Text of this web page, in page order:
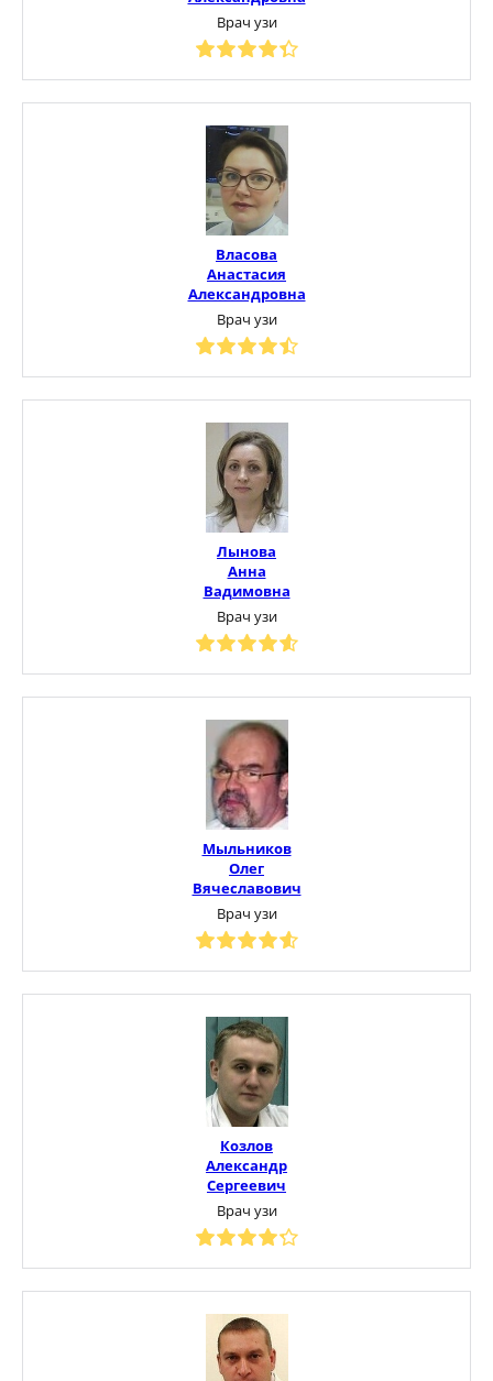
Врач узи
Власова
Анастасия
Александровна
Врач узи
Лынова
Анна
Вадимовна
Врач узи
Мыльников
Олег
Вячеславович
Врач узи
Козлов
Александр
Сергеевич
Врач узи